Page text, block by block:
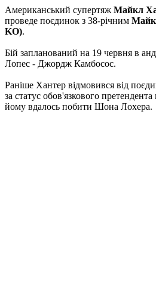
Американський супертяж Майкл
проведе поєдинок з 38-річним
KO).
Бій запланований на 19 червня в
Лопес - Джордж Камбосос.
Раніше Хантер відмовився від
за статус обов'язкового
йому вдалось побити Шона Лохера.